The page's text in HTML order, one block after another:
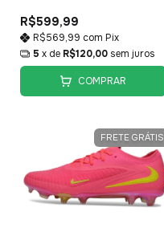
R$599,99
R$569,99 com Pix
5 x de R$120,00 sem juros
COMPRAR
FRETE GRÁTIS